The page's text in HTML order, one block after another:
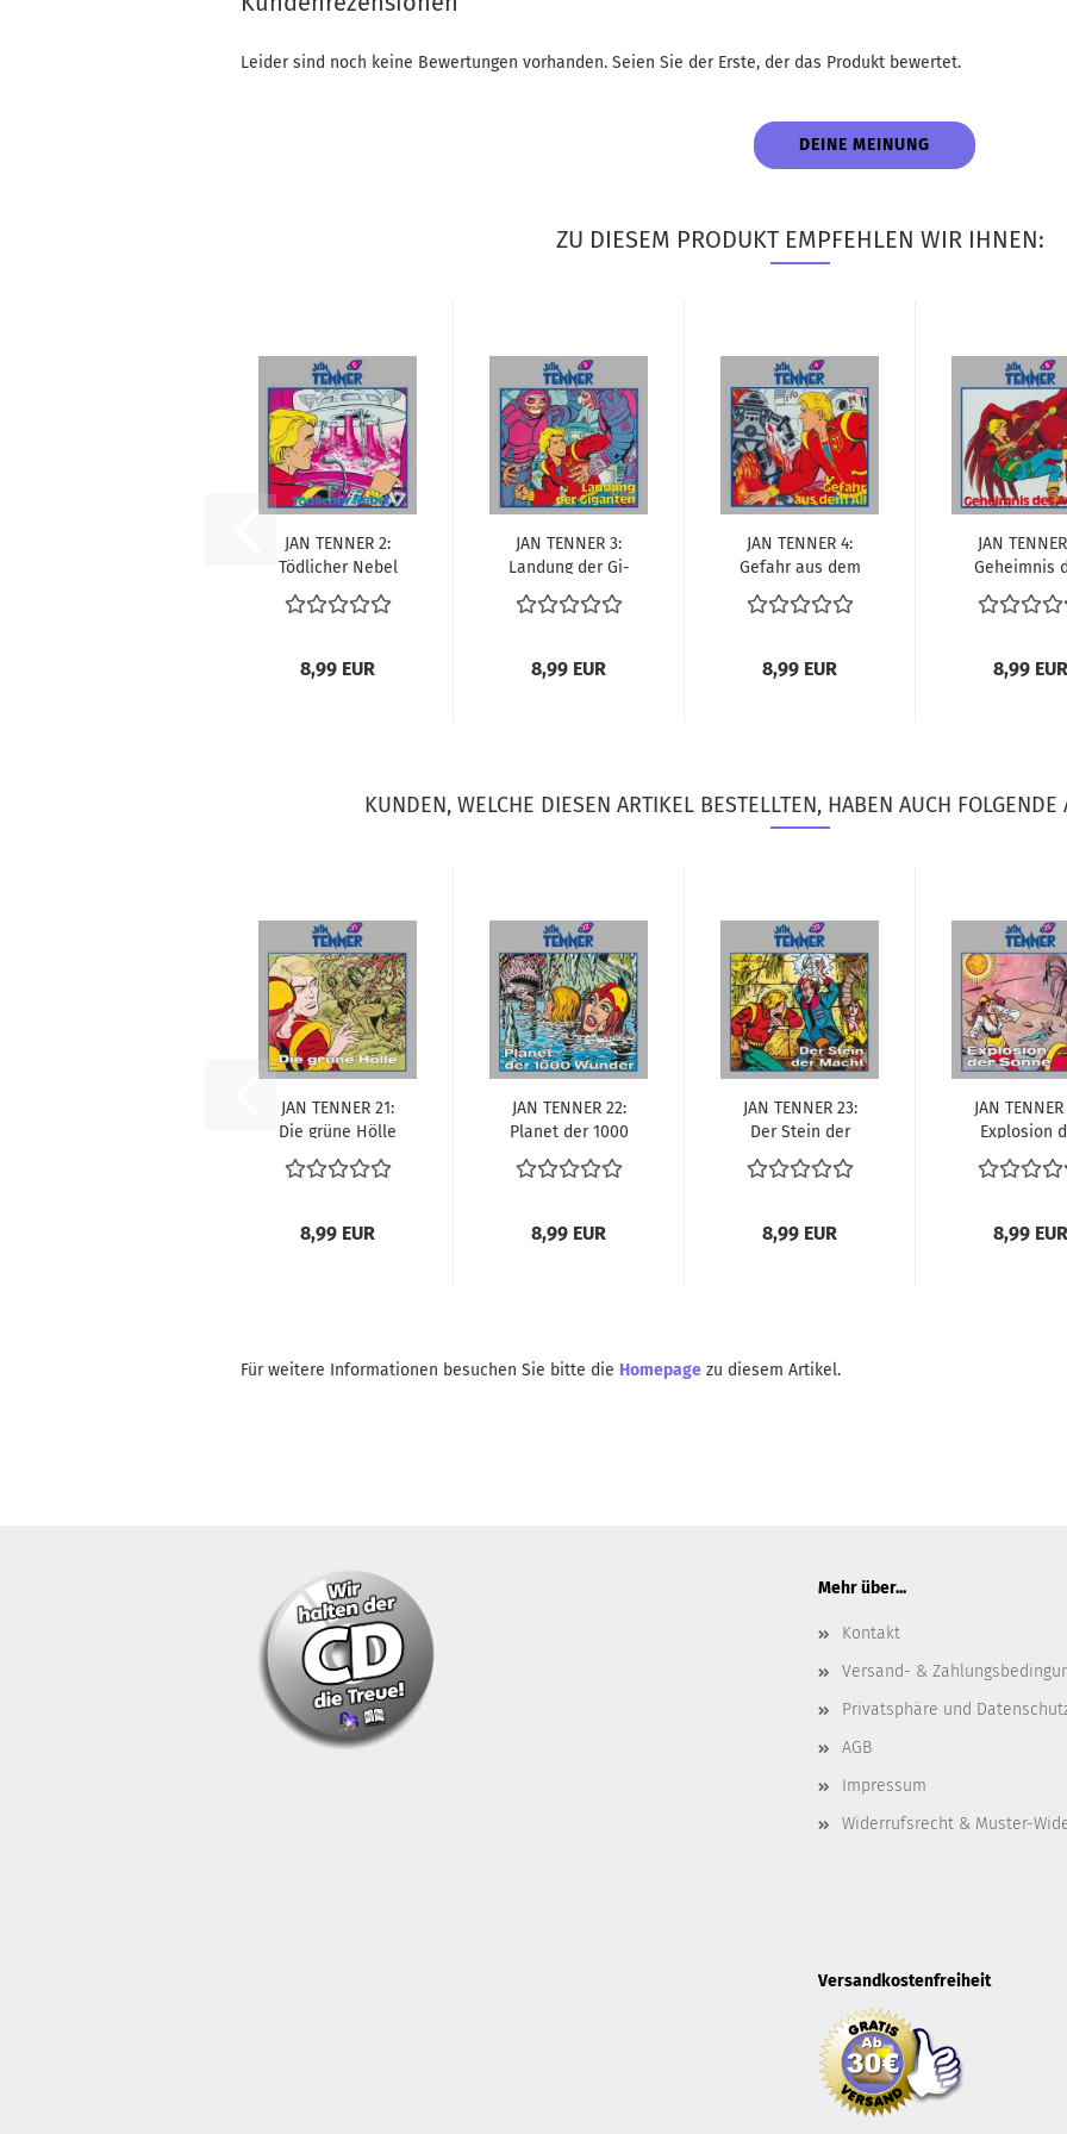
Leider sind noch keine Bewertungen vorhanden. Seien Sie der Erste, der das Produkt bewertet.
DEINE MEINUNG
ZU DIESEM PRODUKT EMPFEHLEN WIR IHNEN:
JAN TEN­NER 2:
Töd­li­cher Nebel
8,99 EUR
JAN TEN­NER 3:
Lan­dung der Gi­
gan­ten
8,99 EUR
JAN TEN­NER 4:
Ge­fahr aus dem
All
8,99 EUR
JAN
Ge­heim­nis
Ad­lers
8,99 EUR
KUNDEN, WELCHE DIESEN ARTIKEL BESTELLTEN, HABEN AUCH FOLGENDE
JAN TEN­NER 21:
Die grüne Hölle
8,99 EUR
JAN TEN­NER 22:
Pla­net der 1000
Wun­der
8,99 EUR
JAN TEN­NER 23:
Der Stein der
Macht
8,99 EUR
JAN
Ex­plo­si­on
Sonne
8,99 EUR
Für weitere Informationen besuchen Sie bitte die Homepage zu diesem Artikel.
Mehr über...
Kontakt
Versand- &
Privatsphäre und
AGB
Impressum
Widerrufsrecht & Muster-
Versandkostenfreiheit